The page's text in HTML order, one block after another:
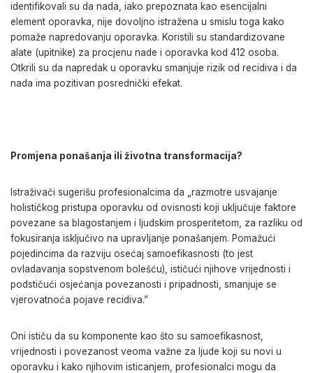
identifikovali su da nada, iako prepoznata kao esencijalni
element oporavka, nije dovoljno istražena u smislu toga kako
pomaže napredovanju oporavka. Koristili su standardizovane
alate (upitnike) za procjenu nade i oporavka kod 412 osoba.
Otkrili su da napredak u oporavku smanjuje rizik od recidiva i da
nada ima pozitivan posrednički efekat.
Promjena ponašanja ili životna transformacija?
Istraživači sugerišu profesionalcima da „razmotre usvajanje
holističkog pristupa oporavku od ovisnosti koji uključuje faktore
povezane sa blagostanjem i ljudskim prosperitetom, za razliku od
fokusiranja isključivo na upravljanje ponašanjem. Pomažući
pojedincima da razviju osećaj samoefikasnosti (to jest
ovladavanja sopstvenom bolešću), ističući njihove vrijednosti i
podstičući osjećanja povezanosti i pripadnosti, smanjuje se
vjerovatnoća pojave recidiva.”
Oni ističu da su komponente kao što su samoefikasnost,
vrijednosti i povezanost veoma važne za ljude koji su novi u
oporavku i kako njihovim isticanjem, profesionalci mogu da